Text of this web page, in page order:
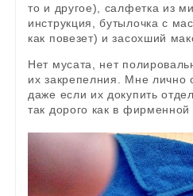
то и другое), салфетка из
инструкция, бутылочка с
как повезет) и засохший
Нет мусата, нет
их закрепелния. Мне лично
даже если их докупить
так дорого как в фирменной